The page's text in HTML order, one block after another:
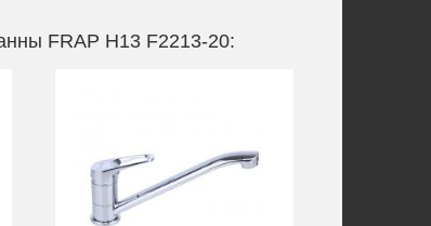
FRAP H13 F2213-20: